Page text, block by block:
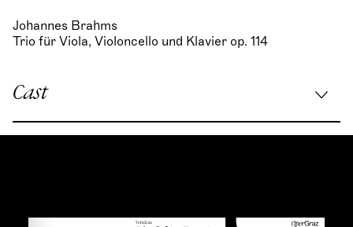
Johannes Brahms
Trio für Viola, Violoncello und Klavier op. 114
Cast